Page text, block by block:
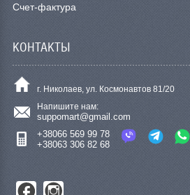
Счет-фактура
КОНТАКТЫ
г. Николаев, ул. Космонавтов 81/20
Напишите нам:
suppomart@gmail.com
+38066 569 99 78
+38063 306 82 68